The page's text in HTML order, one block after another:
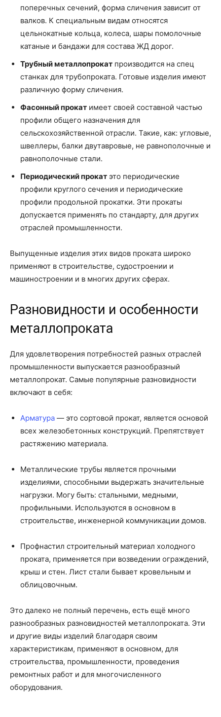
поперечных сечений, форма сличения зависит от
валков. К специальным видам относятся
цельнокатные кольца, колеса, шары помолочные
катаные и бандажи для состава ЖД дорог.
Трубный металлопрокат производится на спец
станках для трубопроката. Готовые изделия имеют
различную форму сличения.
Фасонный прокат имеет своей составной частью
профили общего назначения для
сельскохозяйственной отрасли. Такие, как: угловые,
швеллеры, балки двутавровые, не равнополочные и
равнополочные стали.
Периодический прокат это периодические
профили круглого сечения и периодические
профили продольной прокатки. Эти прокаты
допускается применять по стандарту, для других
отраслей промышленности.
Выпущенные изделия этих видов проката широко
применяют в строительстве, судостроении и
машиностроении и в многих других сферах.
Разновидности и особенности
металлопроката
Для удовлетворения потребностей разных отраслей
промышленности выпускается разнообразный
металлопрокат. Самые популярные разновидности
включают в себя:
Арматура — это сортовой прокат, является основой
всех железобетонных конструкций. Препятствует
растяжению материала.
Металлические трубы является прочными
изделиями, способными выдержать значительные
нагрузки. Могу быть: стальными, медными,
профильными. Используются в основном в
строительстве, инженерной коммуникации домов.
Профнастил строительный материал холодного
проката, применяется при возведении ограждений,
крыш и стен. Лист стали бывает кровельным и
облицовочным.
Это далеко не полный перечень, есть ещё много
разнообразных разновидностей металлопроката. Эти
и другие виды изделий благодаря своим
характеристикам, применяют в основном, для
строительства, промышленности, проведения
ремонтных работ и для многочисленного
оборудования.